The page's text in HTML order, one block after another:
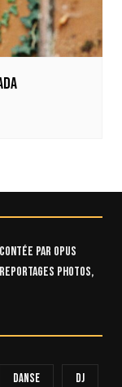
par OPUS
photos,
Danse Dj